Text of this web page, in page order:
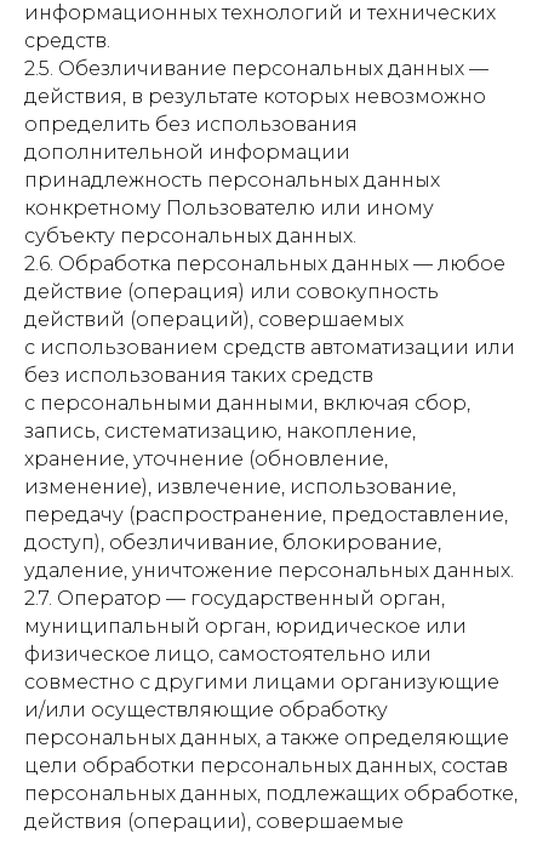
информационных технологий и технических
средств.
2.5. Обезличивание персональных данных —
действия, в результате которых невозможно
определить без использования
дополнительной информации
принадлежность персональных данных
конкретному Пользователю или иному
субъекту персональных данных.
2.6. Обработка персональных данных — любое
действие (операция) или совокупность
действий (операций), совершаемых
с использованием средств автоматизации или
без использования таких средств
с персональными данными, включая сбор,
запись, систематизацию, накопление,
хранение, уточнение (обновление,
изменение), извлечение, использование,
передачу (распространение, предоставление,
доступ), обезличивание, блокирование,
удаление, уничтожение персональных данных.
2.7. Оператор — государственный орган,
муниципальный орган, юридическое или
физическое лицо, самостоятельно или
совместно с другими лицами организующие
и/или осуществляющие обработку
персональных данных, а также определяющие
цели обработки персональных данных, состав
персональных данных, подлежащих обработке,
действия (операции), совершаемые